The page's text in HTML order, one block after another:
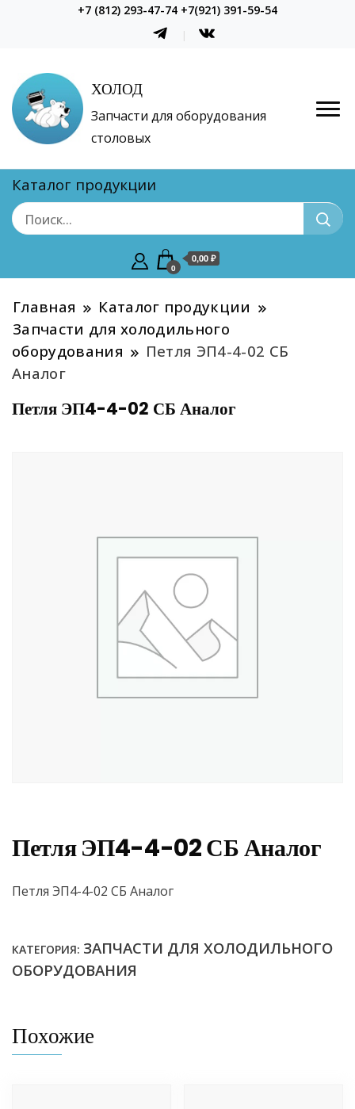
+7 (812) 293-47-74 +7(921) 391-59-54
ХОЛОД
Запчасти для оборудования
столовых
Каталог продукции
0
0,00 ₽
Главная
Каталог продукции
Запчасти для холодильного
оборудования
Петля ЭП4-4-02 СБ
Аналог
Петля ЭП4-4-02 СБ Аналог
Петля ЭП4-4-02 СБ Аналог
Петля ЭП4-4-02 СБ Аналог
КАТЕГОРИЯ: ЗАПЧАСТИ ДЛЯ ХОЛОДИЛЬНОГО
ОБОРУДОВАНИЯ
Похожие